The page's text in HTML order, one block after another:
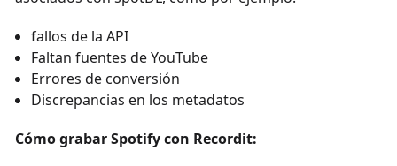
fallos de la API
Faltan fuentes de YouTube
Errores de conversión
Discrepancias en los metadatos
Cómo grabar Spotify con Recordit: